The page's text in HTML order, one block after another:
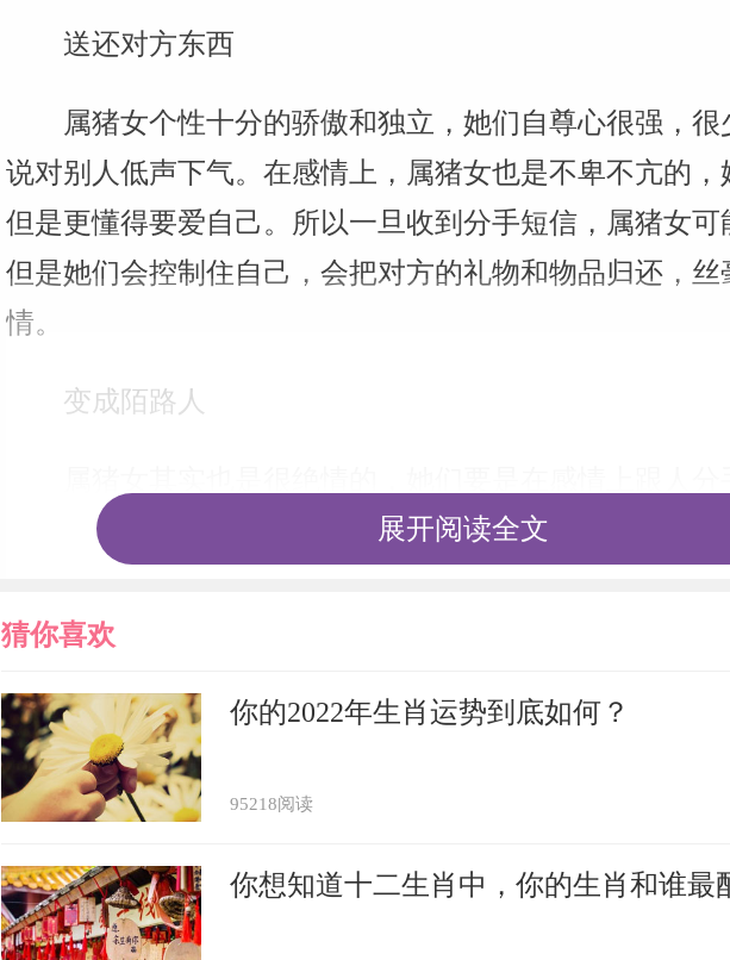
送还对方东西
属猪女个性十分的骄傲和独立，她们自尊心很强，
说对别人低声下气。在感情上，属猪女也是不卑不亢的
但是更懂得要爱自己。所以一旦收到分手短信，属猪女
但是她们会控制住自己，会把对方的礼物和物品归还，
情。
变成陌路人
藕断丝连，而是彻底的分开，不再有任何联系，跟对方
会在最短的时间内撇清同对方的关系，会老死不相往来。
买买买
属猪女并不喜欢表露自己的情感，特别是在心情低
的方法排解烦闷，比如说疯狂消费，通过买买买，属猪
自己释放压力，会暂时忘却痛苦的记忆，也会更有动力赚
展开阅读全文
猜你喜欢
你的2022年生肖运势到底如何？
95218阅读
你想知道十二生肖中，你的生肖和谁最